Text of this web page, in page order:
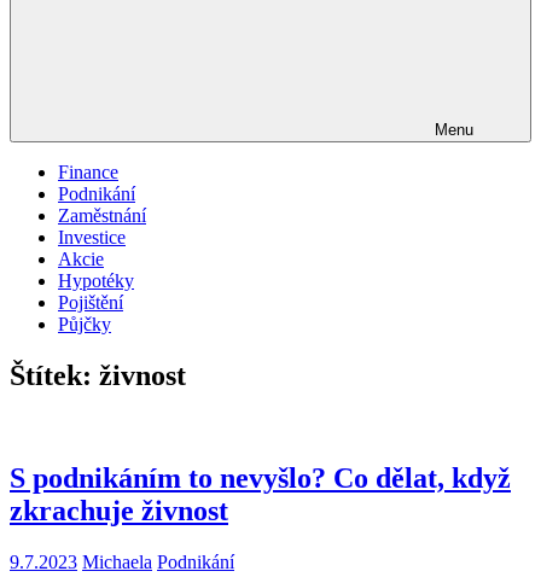
Menu
Finance
Podnikání
Zaměstnání
Investice
Akcie
Hypotéky
Pojištění
Půjčky
Štítek: živnost
S podnikáním to nevyšlo? Co dělat, když
zkrachuje živnost
9.7.2023 Michaela Podnikání